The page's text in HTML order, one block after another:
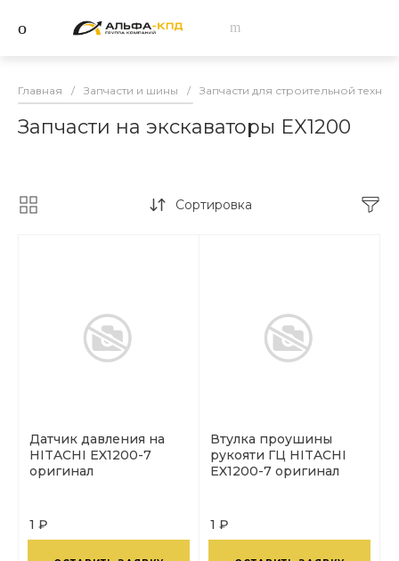
Главная / Запчасти и шины / Запчасти для строительной
Запчасти на экскаваторы EX1200
Сортировка
Датчик давления на
HITACHI EX1200-7
оригинал
1 ₽
Втулка проушины
рукояти ГЦ HITACHI
EX1200-7 оригинал
1 ₽